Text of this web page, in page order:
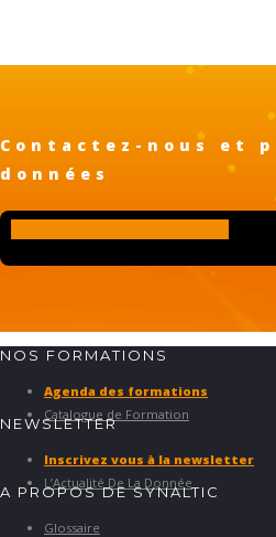
Contactez-nous et
données
NOS FORMATIONS
Agenda des formations
Catalogue de Formation
NEWSLETTER
Inscrivez vous à la newsletter
L’Actualité De La Donnée
A PROPOS DE SYNALTIC
Glossaire